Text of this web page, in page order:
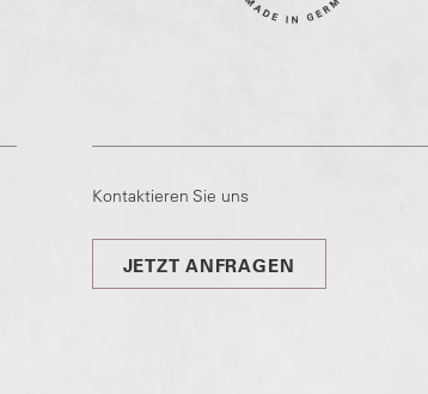
Kontaktieren Sie uns
JETZT ANFRAGEN